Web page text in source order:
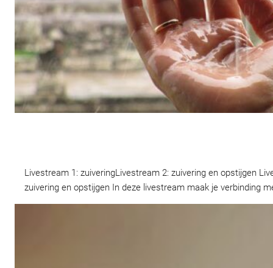
Livestream 1: zuiveringLivestream 2: zuivering en opstijgen
zuivering en opstijgen In deze livestream maak je verbinding